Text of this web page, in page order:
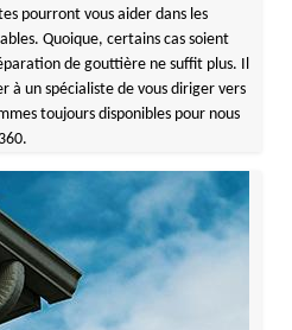
pourront vous aider dans les
Quoique, certains cas soient
de gouttière ne suffit plus. Il
à un spécialiste de vous diriger vers
toujours disponibles pour nous